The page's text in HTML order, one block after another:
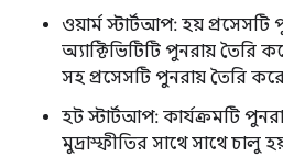
ওয়ার্ম স্টার্টআপ: হয়
অ্যাক্টিভিটিটি পুনরায় তৈরি
সহ প্রসেসটি পুনরায় তৈরি
হট স্টার্টআপ: কার্যক্রমটি
মুদ্রাস্ফীতির সাথে সাথে চালু